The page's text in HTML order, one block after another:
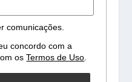
comunicações.
concordo com a
osTermos de Uso